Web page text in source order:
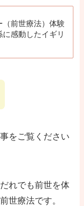
（前世療法）体験
感動したイギリ
をご覧ください
れでも前世を体
世療法です。